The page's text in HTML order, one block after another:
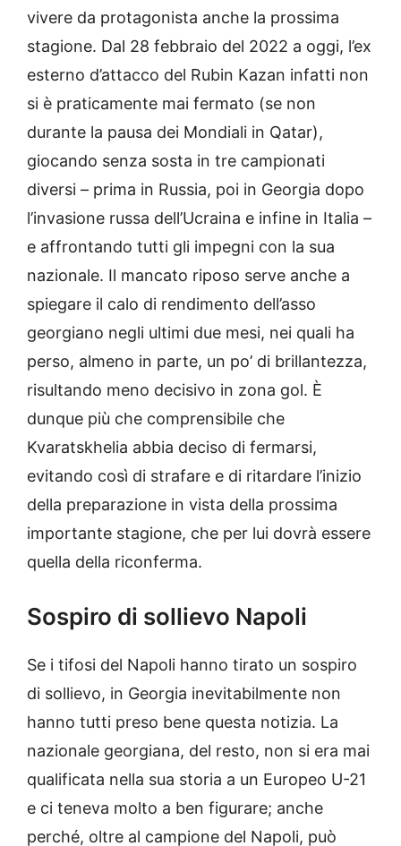
vivere da protagonista anche la prossima
stagione. Dal 28 febbraio del 2022 a oggi, l’ex
esterno d’attacco del Rubin Kazan infatti non
si è praticamente mai fermato (se non
durante la pausa dei Mondiali in Qatar),
giocando senza sosta in tre campionati
diversi – prima in Russia, poi in Georgia dopo
l’invasione russa dell’Ucraina e infine in Italia –
e affrontando tutti gli impegni con la sua
nazionale. Il mancato riposo serve anche a
spiegare il calo di rendimento dell’asso
georgiano negli ultimi due mesi, nei quali ha
perso, almeno in parte, un po’ di brillantezza,
risultando meno decisivo in zona gol. È
dunque più che comprensibile che
Kvaratskhelia abbia deciso di fermarsi,
evitando così di strafare e di ritardare l’inizio
della preparazione in vista della prossima
importante stagione, che per lui dovrà essere
quella della riconferma.
Sospiro di sollievo Napoli
Se i tifosi del Napoli hanno tirato un sospiro
di sollievo, in Georgia inevitabilmente non
hanno tutti preso bene questa notizia. La
nazionale georgiana, del resto, non si era mai
qualificata nella sua storia a un Europeo U-21
e ci teneva molto a ben figurare; anche
perché, oltre al campione del Napoli, può